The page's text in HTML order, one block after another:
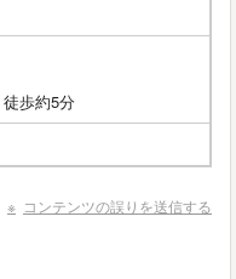
歩約5分
コンテンツの誤りを送信する